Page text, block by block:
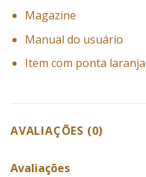
Magazine
Manual do usuário
Item com ponta
AVALIAÇÕES (0)
Avaliações